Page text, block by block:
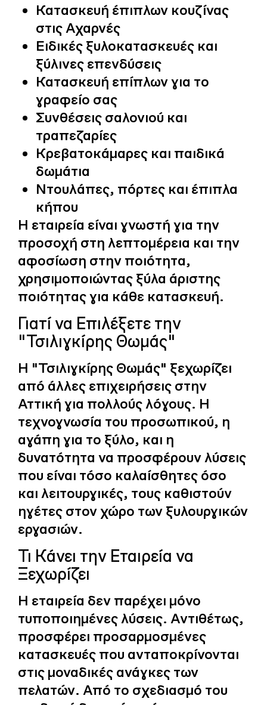
Κατασκευή έπιπλων κουζίνας
στις Αχαρνές
Ειδικές ξυλοκατασκευές και
ξύλινες επενδύσεις
Κατασκευή επίπλων για το
γραφείο σας
Συνθέσεις σαλονιού και
τραπεζαρίες
Κρεβατοκάμαρες και παιδικά
δωμάτια
Ντουλάπες, πόρτες και έπιπλα
κήπου
Η εταιρεία είναι γνωστή για την
προσοχή στη λεπτομέρεια και την
αφοσίωση στην ποιότητα,
χρησιμοποιώντας ξύλα άριστης
ποιότητας για κάθε κατασκευή.
Γιατί να Επιλέξετε την
"Τσιλιγκίρης Θωμάς"
Η "Τσιλιγκίρης Θωμάς" ξεχωρίζει
από άλλες επιχειρήσεις στην
Αττική για πολλούς λόγους. Η
τεχνογνωσία του προσωπικού, η
αγάπη για το ξύλο, και η
δυνατότητα να προσφέρουν λύσεις
που είναι τόσο καλαίσθητες όσο
και λειτουργικές, τους καθιστούν
ηγέτες στον χώρο των ξυλουργικών
εργασιών.
Τι Κάνει την Εταιρεία να
Ξεχωρίζει
Η εταιρεία δεν παρέχει μόνο
τυποποιημένες λύσεις. Αντιθέτως,
προσφέρει προσαρμοσμένες
κατασκευές που ανταποκρίνονται
στις μοναδικές ανάγκες των
πελατών. Από το σχεδιασμό του